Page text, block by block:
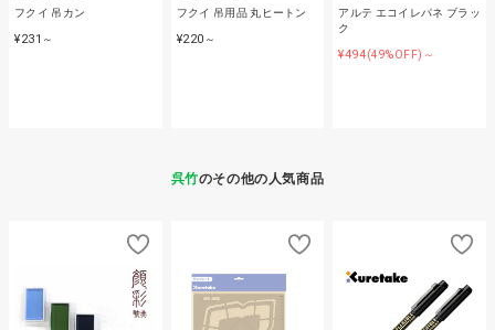
フクイ 吊カン
¥231 ～
フクイ 吊用品 丸ヒートン
¥220 ～
アルテ エコイレパネ ブラッ
ク
¥494(49%OFF)～
呉竹のその他の人気商品